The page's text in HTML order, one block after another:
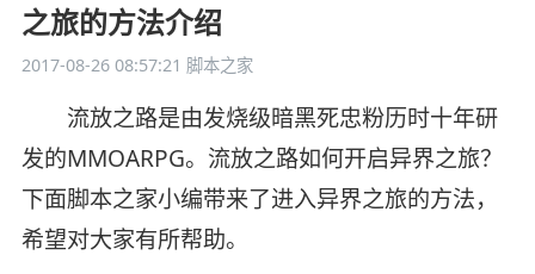
之旅的方法介绍
2017-08-26 08:57:21 脚本之家
流放之路是由发烧级暗黑死忠粉历时十年研
发的MMOARPG。流放之路如何开启异界之旅？
下面脚本之家小编带来了进入异界之旅的方法，
希望对大家有所帮助。